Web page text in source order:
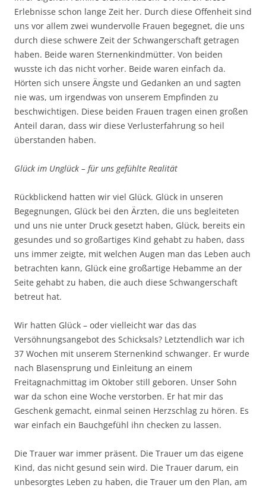
Erlebnisse schon lange Zeit her. Durch diese Offenheit sind
uns vor allem zwei wundervolle Frauen begegnet, die uns
durch diese schwere Zeit der Schwangerschaft getragen
haben. Beide waren Sternenkindmütter. Von beiden
wusste ich das nicht vorher. Beide waren einfach da.
Hörten sich unsere Ängste und Gedanken an und sagten
nie was, um irgendwas von unserem Empfinden zu
beschwichtigen. Diese beiden Frauen tragen einen großen
Anteil daran, dass wir diese Verlusterfahrung so heil
überstanden haben.
Glück im Unglück – für uns gefühlte Realität
Rückblickend hatten wir viel Glück. Glück in unseren
Begegnungen, Glück bei den Ärzten, die uns begleiteten
und uns nie unter Druck gesetzt haben, Glück, bereits ein
gesundes und so großartiges Kind gehabt zu haben, dass
uns immer zeigte, mit welchen Augen man das Leben auch
betrachten kann, Glück eine großartige Hebamme an der
Seite gehabt zu haben, die auch diese Schwangerschaft
betreut hat.
Wir hatten Glück – oder vielleicht war das das
Versöhnungsangebot des Schicksals? Letztendlich war ich
37 Wochen mit unserem Sternenkind schwanger. Er wurde
nach Blasensprung und Einleitung an einem
Freitagnachmittag im Oktober still geboren. Unser Sohn
war da schon eine Woche verstorben. Er hat mir das
Geschenk gemacht, einmal seinen Herzschlag zu hören. Es
war einfach ein Bauchgefühl ihn checken zu lassen.
Die Trauer war immer präsent. Die Trauer um das eigene
Kind, das nicht gesund sein wird. Die Trauer darum, ein
unbesorgtes Leben zu haben, die Trauer um den Plan, am